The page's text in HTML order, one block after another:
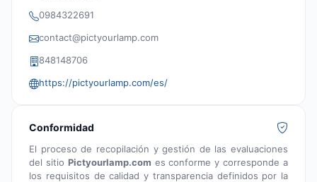
0984322691
contact@pictyourlamp.com
848148706
https://pictyourlamp.com/es/
Conformidad
El proceso de recopilación y gestión de las evaluaciones
del sitio Pictyourlamp.com es conforme y corresponde a
los requisitos de calidad y transparencia definidos por la